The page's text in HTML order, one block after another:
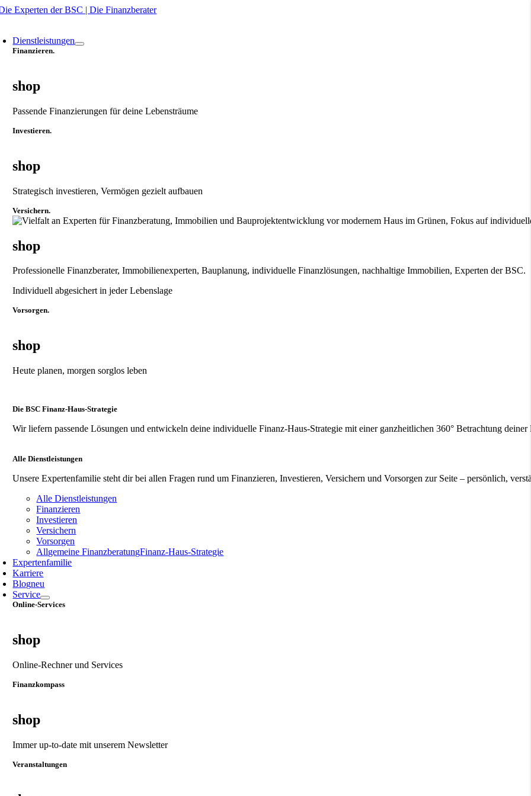
Zum
Dienstleistungen
Finanzieren.
shop
Passende Finanzierungen für deine Lebensträume
Investieren.
shop
Strategisch investieren, Vermögen gezielt aufbauen
Versichern.
shop
Professionelle Finanzberater, Immobilienexperten, Bauplanung, individuelle Finanzlösungen, nachhaltige Immobilien, Experten der BSC.
Individuell abgesichert in jeder Lebenslage
Vorsorgen.
shop
Heute planen, morgen sorglos leben
Die BSC Finanz-Haus-Strategie
Wir liefern passende Lösungen und entwickeln deine individuelle Finanz-Haus-Strategie mit einer ganzheitlichen 360° Betrachtung deiner
Alle Dienstleistungen
Unsere Expertenfamilie steht dir bei allen Fragen rund um Finanzieren, Investieren, Versichern und Vorsorgen zur Seite – persönlich,
Alle Dienstleistungen
Finanzieren
Investieren
Versichern
Vorsorgen
Allgemeine FinanzberatungFinanz‑Haus‑Strategie
Expertenfamilie
Karriere
Blogneu
Service
Online-Services
shop
Online-Rechner und Services
Finanzkompass
shop
Immer up-to-date mit unserem Newsletter
Veranstaltungen